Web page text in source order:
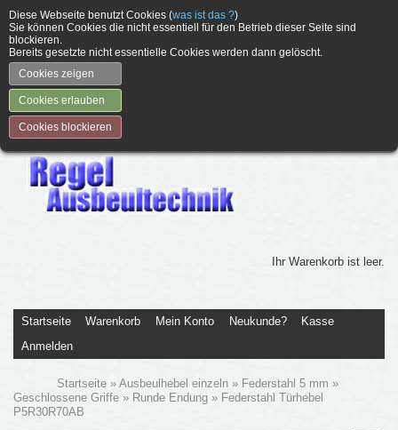
Diese Webseite benutzt Cookies (was ist das ?)
Sie können Cookies die nicht essentiell für den Betrieb dieser Seite sind
blockieren.
Bereits gesetzte nicht essentielle Cookies werden dann gelöscht.
Cookies zeigen
Cookies erlauben
Cookies blockieren
Ihr Warenkorb ist leer.
Startseite Warenkorb Mein Konto Neukunde?
Kasse
Anmelden
Startseite »Ausbeulhebel einzeln » Federstahl 5 mm »
Geschlossene Griffe » Runde Endung » Federstahl Türhebel
P5R30R70AB